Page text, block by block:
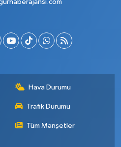
Hava Durumu
Trafik Durumu
Tüm Manşetler